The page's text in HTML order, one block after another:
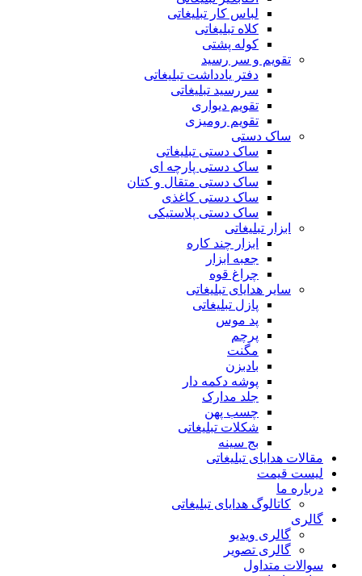
لباس کار تبلیغاتی
کلاه تبلیغاتی
کوله پشتی
تقویم و سر رسید
دفتر یادداشت تبلیغاتی
سررسید تبلیغاتی
تقویم دیواری
تقویم رومیزی
ساک دستی
ساک دستی تبلیغاتی
ساک دستی پارچه ای
ساک دستی متقال و کتان
ساک دستی کاغذی
ساک دستی پلاستیکی
ابزار تبلیغاتی
ابزار چند کاره
جعبه ابزار
چراغ قوه
سایر هدایای تبلیغاتی
پازل تبلیغاتی
پد موس
پرچم
مگنت
بادبزن
پوشه دکمه دار
جلد مدارک
چسب پهن
شکلات تبلیغاتی
بج سینه
مقالات هدایای تبلیغاتی
لیست قیمت
درباره ما
کاتالوگ هدایای تبلیغاتی
گالری
گالری ویدیو
گالری تصویر
سوالات متداول